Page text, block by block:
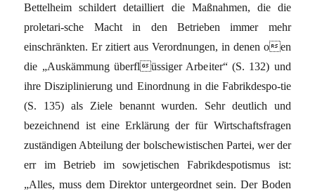
Bettelheim schildert detailliert die Maßnahmen, die die
proletari-sche Macht in den Betrieben immer mehr
einschränkten. Er zitiert aus Verordnungen, in denen oen
die „Auskämmung überflüssiger Arbeiter“ (S. 132) und
ihre Disziplinierung und Einordnung in die Fabrikdespo-tie
(S. 135) als Ziele benannt wurden. Sehr deutlich und
bezeichnend ist eine Erklärung der für Wirtschaftsfragen
zuständigen Abteilung der bolschewistischen Partei, wer der
err im Betrieb im sowjetischen Fabrikdespotismus ist:
„Alles, muss dem Direktor untergeordnet sein. Der Boden